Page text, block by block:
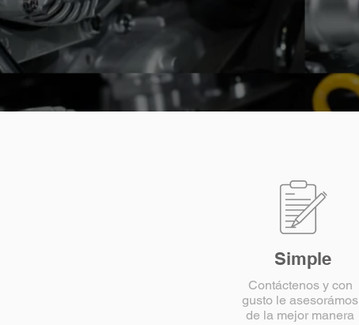
Simple
Contáctenos y con
gusto le asesorámos
de la mejor manera